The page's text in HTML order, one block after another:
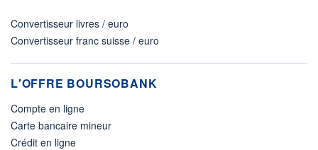
Convertisseur livres / euro
Convertisseur franc suisse / euro
L'OFFRE BOURSOBANK
Compte en ligne
Carte bancaire mineur
Crédit en ligne